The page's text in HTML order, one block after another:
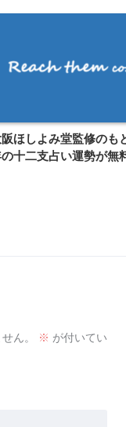
阪ほしよみ堂監修のも
十二支占い運勢が無
ん。 ※ が付いてい